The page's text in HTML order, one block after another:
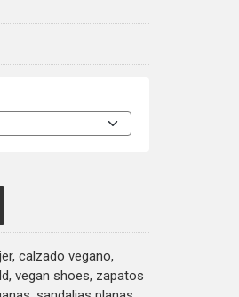
calzado vegano,
vegan shoes, zapatos